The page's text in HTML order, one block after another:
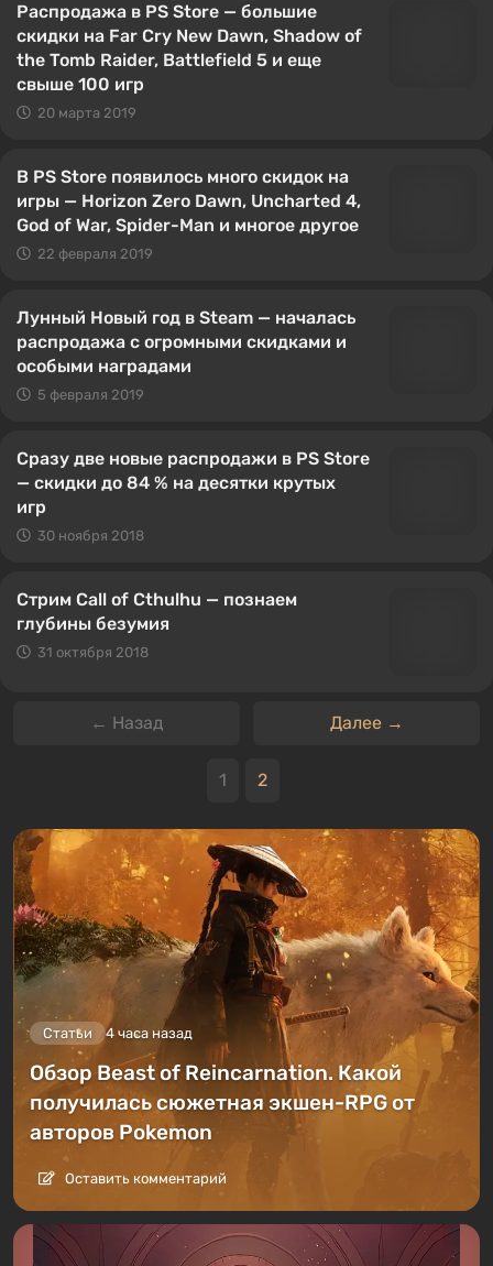
Распродажа в PS Store — большие
скидки на Far Cry New Dawn, Shadow of
the Tomb Raider, Battlefield 5 и еще
свыше 100 игр
20 марта 2019
В PS Store появилось много скидок на
игры — Horizon Zero Dawn, Uncharted 4,
God of War, Spider-Man и многое другое
22 февраля 2019
Лунный Новый год в Steam — началась
распродажа с огромными скидками и
особыми наградами
5 февраля 2019
Сразу две новые распродажи в PS Store
— скидки до 84 % на десятки крутых
игр
30 ноября 2018
Стрим Call of Cthulhu — познаем
глубины безумия
31 октября 2018
← Назад Далее →
1 2
Статьи 4 часа назад
Обзор Beast of Reincarnation. Какой
получилась сюжетная экшен-RPG от
авторов Pokemon
Оставить комментарий